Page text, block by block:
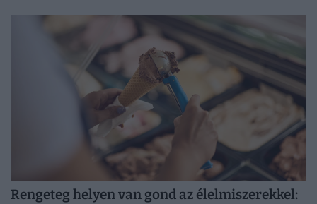
Rengeteg helyen van gond az élelmiszerekkel: